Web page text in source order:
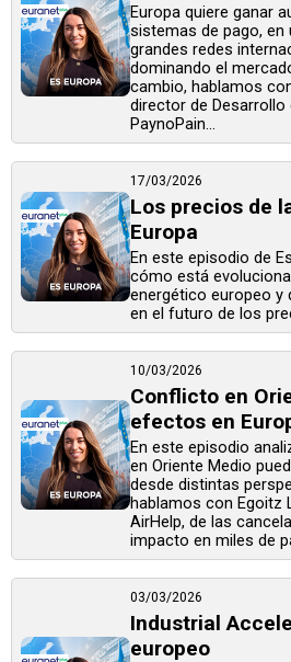
Europa quiere ganar
sistemas de pago,
grandes redes
dominando el
cambio, hablamos
director de Desarrollo
PaynoPain...
17/03/2026
Los precios de
Europa
En este episodio de
cómo está
energético europeo y
en el futuro de los
10/03/2026
Conflicto en
efectos en
En este episodio
en Oriente Medio
desde distintas
hablamos con Egoitz
AirHelp, de las
impacto en miles de
03/03/2026
Industrial
europeo